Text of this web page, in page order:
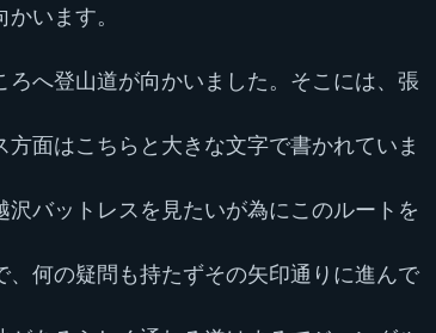
います。
へ登山道が向かいました。そこには、張
面はこちらと大きな文字で書かれていま
沢バットレスを見たいが為にこのルートを
何の疑問も持たずその矢印通りに進んで